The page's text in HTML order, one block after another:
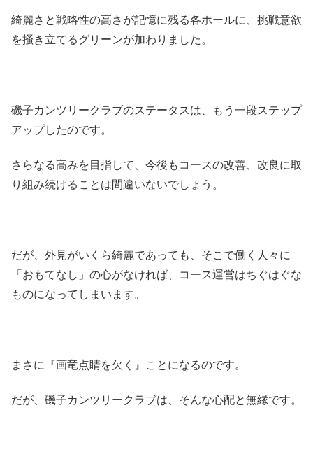
綺麗さと戦略性の高さが記憶に残る各ホールに、挑戦意欲
を掻き立てるグリーンが加わりました。
磯子カンツリークラブのステータスは、もう一段ステップ
アップしたのです。
さらなる高みを目指して、今後もコースの改善、改良に取
り組み続けることは間違いないでしょう。
だが、外見がいくら綺麗であっても、そこで働く人々に
「おもてなし」の心がなければ、コース運営はちぐはぐな
ものになってしまいます。
まさに『画竜点睛を欠く』ことになるのです。
だが、磯子カンツリークラブは、そんな心配と無縁です。